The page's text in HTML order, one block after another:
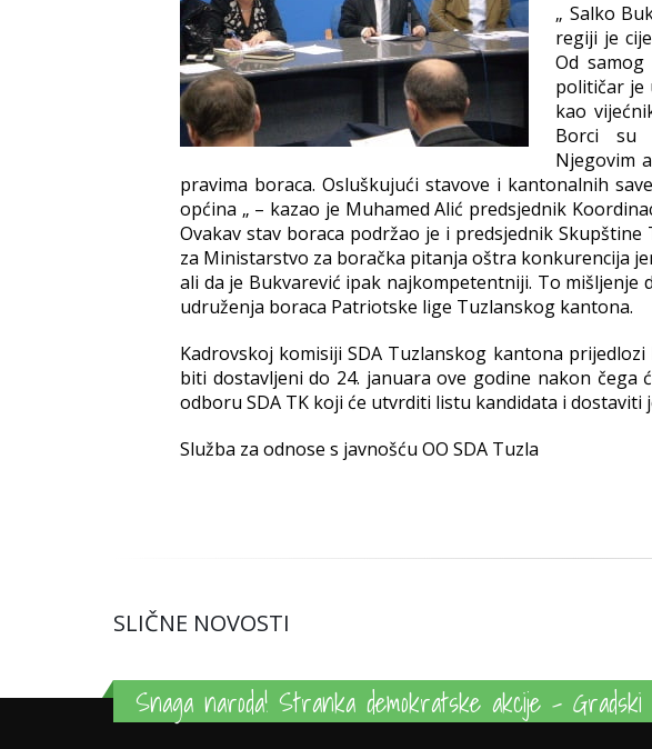
„ Salko
regiji je
Od
političar je
kao
Borci su
Njegovim
pravima boraca. Osluškujući stavove i kantonalnih
općina „ – kazao je Muhamed Alić predsjednik
Ovakav stav boraca podržao je i predsjednik
za Ministarstvo za boračka pitanja oštra konkurencija
ali da je Bukvarević ipak najkompetentniji. To mišljenje
udruženja boraca Patriotske lige Tuzlanskog kantona.
Kadrovskoj komisiji SDA Tuzlanskog kantona
biti dostavljeni do 24. januara ove godine nakon
odboru SDA TK koji će utvrditi listu kandidata i dostaviti
Služba za odnose s javnošću OO SDA Tuzla
SLIČNE NOVOSTI
Snaga naroda! Stranka demokratske akcije -